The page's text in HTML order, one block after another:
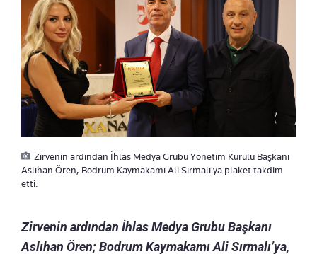
Zirvenin ardından İhlas Medya Grubu Yönetim Kurulu Başkanı
Aslıhan Ören, Bodrum Kaymakamı Ali Sırmalı'ya plaket takdim
etti.
Zirvenin ardından İhlas Medya Grubu Başkanı
Aslıhan Ören; Bodrum Kaymakamı Ali Sırmalı’ya,